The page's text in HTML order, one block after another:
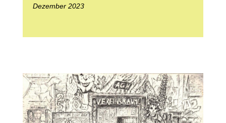
Dezember 2023